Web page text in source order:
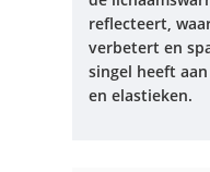
reflecteert,
verbetert en
singel heeft
en elastieken.